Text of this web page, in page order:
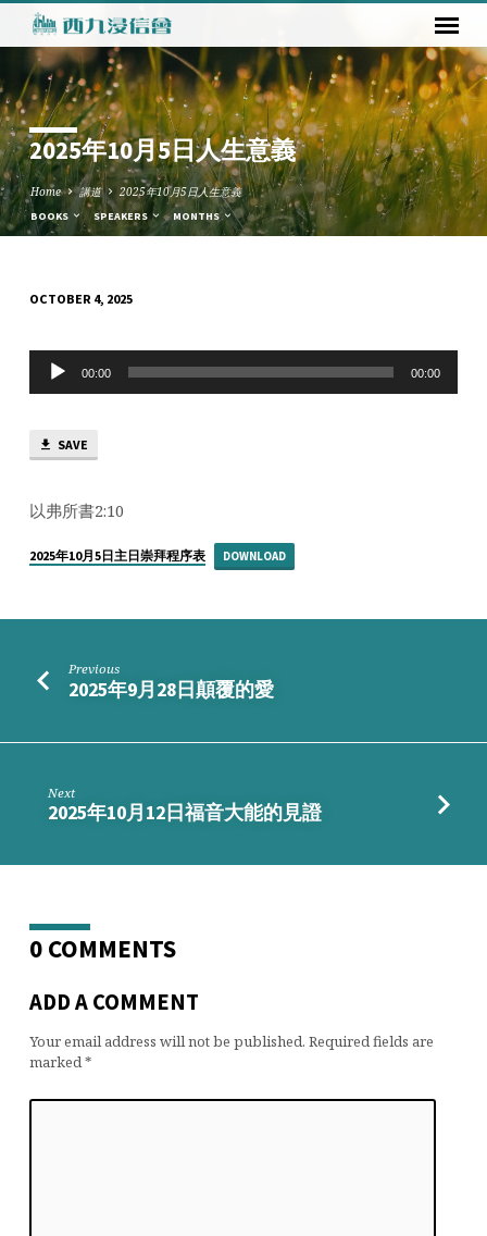
2025年10月5日人生意義
Home 講道 2025年10月5日人生意義
BOOKS SPEAKERS MONTHS
年
10
月
日
生
義
OCTOBER 4, 2025
Audio
Player
00:00 00:00
SAVE
以弗所書2:10
2025年10月5日主日崇拜程序表 DOWNLOAD
Previous
2025年9月28日顛覆的愛
Next
2025年10月12日福音大能的見證
0 COMMENTS
ADD A COMMENT
Your email address will not be published. Required fields are
marked*